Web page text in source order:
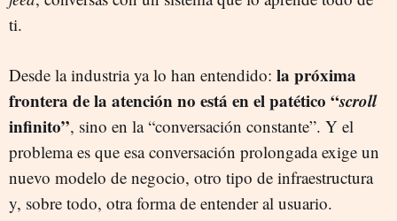
ti.
Desde la industria ya lo han entendido: la próxima
frontera de la atención no está en el patético “scroll
infinito”, sino en la “conversación constante”. Y el
problema es que esa conversación prolongada exige un
nuevo modelo de negocio, otro tipo de infraestructura
y, sobre todo, otra forma de entender al usuario.